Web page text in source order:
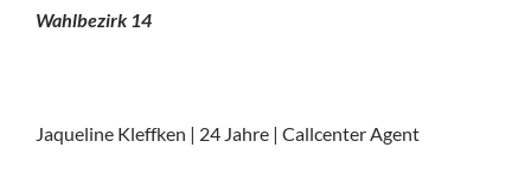
Wahlbezirk 14
Jaqueline Kleffken | 24 Jahre | Callcenter Agent